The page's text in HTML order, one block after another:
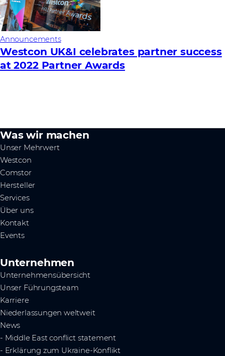
Announcements
Westcon UK&I celebrates partner success
at 2022 Partner Awards
Was wir machen
Unser Mehrwert
Westcon
Comstor
Hersteller
Services
Über uns
Kontakt
Events
Unternehmen
Unternehmensübersicht
Unser Führungsteam
Karriere
Niederlassungen weltweit
News
- Middle East conflict statement
- Erklärung zum Ukraine-Konflikt